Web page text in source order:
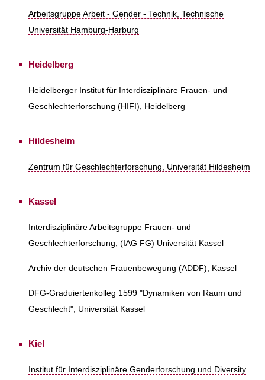
Arbeitsgruppe Arbeit - Gender - Technik, Technische
Universität Hamburg-Harburg
Heidelberg
Heidelberger Institut für Interdisziplinäre Frauen- und
Geschlechterforschung (HIFI), Heidelberg
Hildesheim
Zentrum für Geschlechterforschung, Universität Hildesheim
Kassel
Interdisziplinäre Arbeitsgruppe Frauen- und
Geschlechterforschung, (IAG FG) Universität Kassel
Archiv der deutschen Frauenbewegung (ADDF), Kassel
DFG-Graduiertenkolleg 1599 "Dynamiken von Raum und
Geschlecht", Universität Kassel
Kiel
Institut für Interdisziplinäre Genderforschung und Diversity